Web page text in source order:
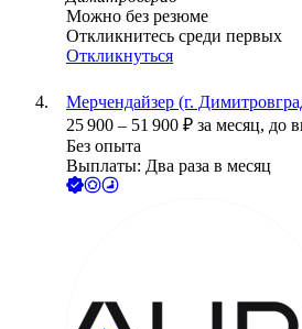
Можно без резюме
Откликнитесь среди первых
Откликнуться
Мерчендайзер (г.
25 900 – 51 900 ₽ за месяц, до
Без опыта
Выплаты: Два раза в месяц